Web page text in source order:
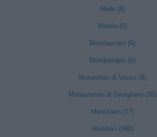
Melle (8)
Moiola (5)
Mombarcaro (6)
Mombasiglio (6)
Monastero di Vasco (9)
Monasterolo di Savigliano (35)
Monchiero (17)
Mondovì (490)